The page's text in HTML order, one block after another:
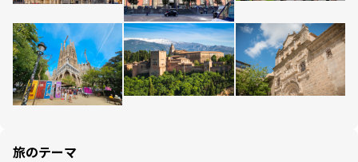
旅のテーマ